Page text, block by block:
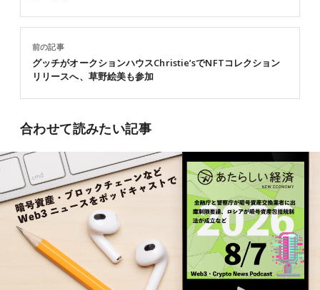
前の記事
グッチがオークションハウスChristie’sでNFTコレクション
リリースへ、草野絵美も参加
合わせて読みたい記事